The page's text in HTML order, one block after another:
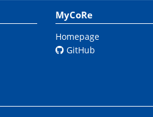
MyCoRe
Homepage
GitHub